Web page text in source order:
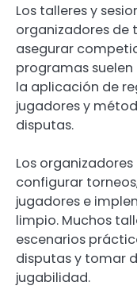
Los talleres y
organizadores de
asegurar
programas
la aplicación de
jugadores y
disputas.
Los
configurar
jugadores e
limpio. Muchos
escenarios
disputas y tomar
jugabilidad.